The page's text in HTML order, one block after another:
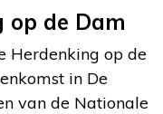
op de Dam
Herdenking op de
in De
van de Nationale